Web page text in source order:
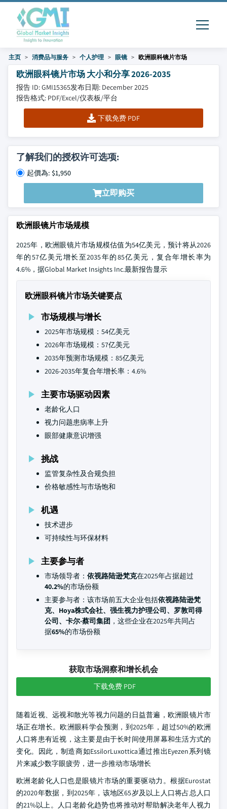
主页 消费品与服务 个人护理 眼镜 欧洲眼科镜片市场
欧洲眼科镜片市场 大小和分享 2026-2035
报告 ID: GMI15365发布日期: December 2025
报告格式: PDF/Excel/仪表板/平台
下载免费 PDF
了解我们的授权许可选项:
起價為: $1,950
立即购买
欧洲眼镜片市场规模
2025年，欧洲眼镜片市场规模估值为54亿美元，预计将从2026
年的57亿美元增长至2035年的85亿美元，复合年增长率为
4.6%，据Global Market Insights Inc.最新报告显示
欧洲眼科镜片市场关键要点
市场规模与增长
2025年市场规模：54亿美元
2026年市场规模：57亿美元
2035年预测市场规模：85亿美元
2026-2035年复合年增长率：4.6%
主要市场驱动因素
老龄化人口
视力问题患病率上升
眼部健康意识增强
挑战
监管复杂性及合规负担
价格敏感性与市场饱和
机遇
技术进步
可持续性与环保材料
主要参与者
市场领导者： 依视路陆逊梵克在2025年占据超过
40.2%的市场份额
主要参与者：该市场前五大企业包括依视路陆逊梵
克、Hoya株式会社、强生视力护理公司、罗敦司得
公司、卡尔·蔡司集团 ，这些企业在2025年共同占
据65%的市场份额
获取市场洞察和增长机会
下载免费 PDF
随着近视、远视和散光等视力问题的日益普遍，欧洲眼镜片市
场正在增长。欧洲眼科学会预测，到2025年，超过50%的欧洲
人口将患有近视，这主要是由于长时间使用屏幕和生活方式的
变化。因此，制造商如EssilorLuxottica通过推出Eyezen系列镜
片来减少数字眼疲劳，进一步推动市场增长
欧洲老龄化人口也是眼镜片市场的重要驱动力。根据Eurostat
的2020年数据，到2025年，该地区65岁及以上人口将占总人口
的21%以上。人口老龄化趋势也将推动对帮助解决老年人视力